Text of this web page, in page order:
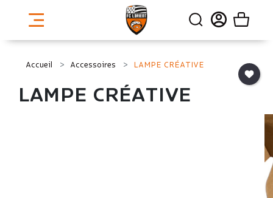
Accueil Accessoires LAMPE CRÉATIVE
LAMPE CRÉATIVE